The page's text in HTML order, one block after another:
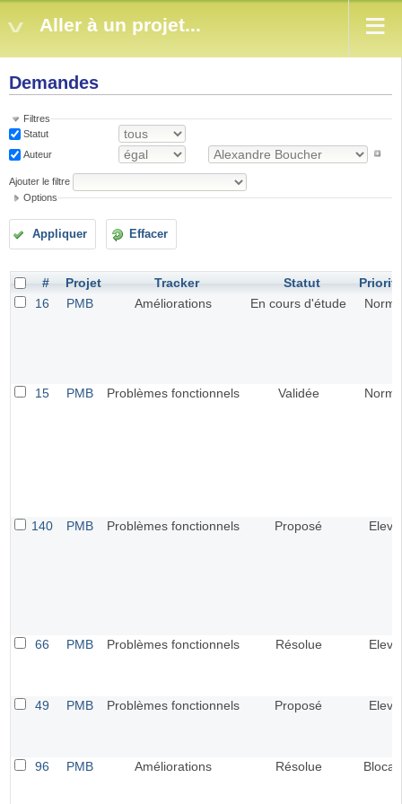
Aller à un projet...
Demandes
Filtres
Statut
Auteur
Ajouter le filtre
Options
Appliquer Effacer
# Projet Tracker Statut
Priorité
16
PMB Améliorations En cours d'étude
15 PMB Problèmes fonctionnels Validée
140 PMB Problèmes fonctionnels Proposé Elevé
66 PMB Problèmes fonctionnels Résolue Elevé
49 PMB Problèmes fonctionnels Proposé Elevé
96 PMB Améliorations Résolue